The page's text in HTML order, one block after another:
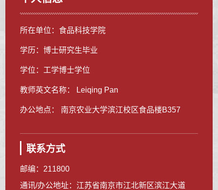
所在单位：食品科技学院
学历：博士研究生毕业
学位：工学博士学位
教师英文名称： Leiqing Pan
办公地点： 南京农业大学滨江校区食品楼B357
联系方式
邮编： 211800
通讯/办公地址： 江苏省南京市江北新区滨江大道